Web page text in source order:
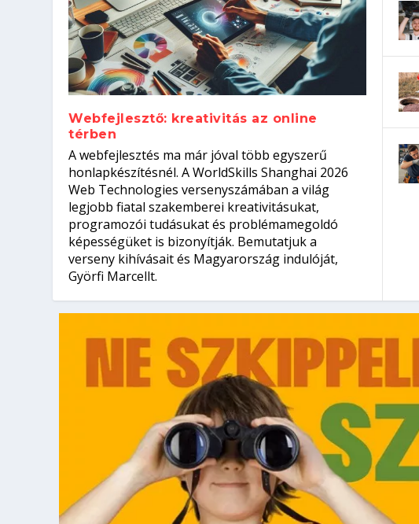
Kitalálod, mire használják ezeket a
Írta: Tóth Mónika |2026. augusztus. 4.| Kvíz
Nem sikerült az egyetemi felvételi?
Írta: Oláh Erika |2026. augusztus. 4.| Iskolák
Szoftverfejlesztő: verseny kódban –
el a világversenyt...
Írta: Szakmát Szerzek | 2026. augusztus. 3.| Mi leszek?
Digitális detox – hogyan kapcsolódj ki
Írta: Oláh Erika |2026. augusztus. 3.| Egészség
Webfejlesztő: kreativitás az online
térben
A webfejlesztés ma már jóval több egyszerű
honlapkészítésnél. A WorldSkills Shanghai 2026
Web Technologies versenyszámában a világ
legjobb fiatal szakemberei kreativitásukat,
programozói tudásukat és problémamegoldó
képességüket is bizonyítják. Bemutatjuk a
verseny kihívásait és Magyarország indulóját,
Györfi Marcellt.